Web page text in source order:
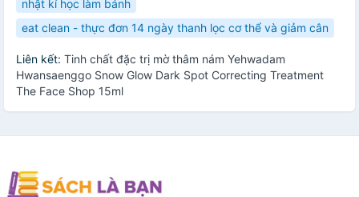
nhật kí học làm bánh
eat clean - thực đơn 14 ngày thanh lọc cơ thể và giảm cân
Liên kết: Tinh chất đặc trị mờ thâm nám Yehwadam
Hwansaenggo Snow Glow Dark Spot Correcting Treatment
The Face Shop 15ml